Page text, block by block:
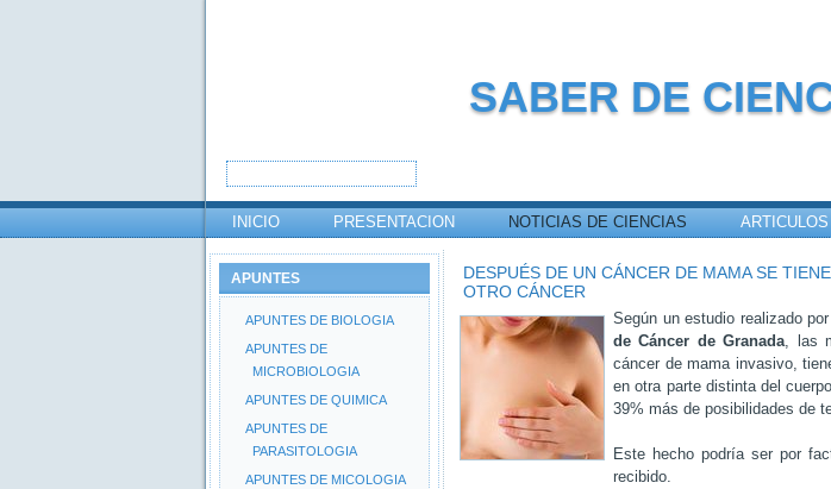
SABER DE
INICIO PRESENTACION NOTICIAS DE CIENCIAS ARTICULOS
APUNTES
APUNTES DE BIOLOGIA
APUNTES DE
MICROBIOLOGIA
APUNTES DE QUIMICA
APUNTES DE
PARASITOLOGIA
APUNTES DE MICOLOGIA
DESPUÉS DE UN CÁNCER DE MAMA SE
OTRO CÁNCER
Según un estudio realizado
de Cáncer de Granada, las
cáncer de mama invasivo,
en otra parte distinta del
39% más de posibilidades de
Este hecho podría ser por
recibido.